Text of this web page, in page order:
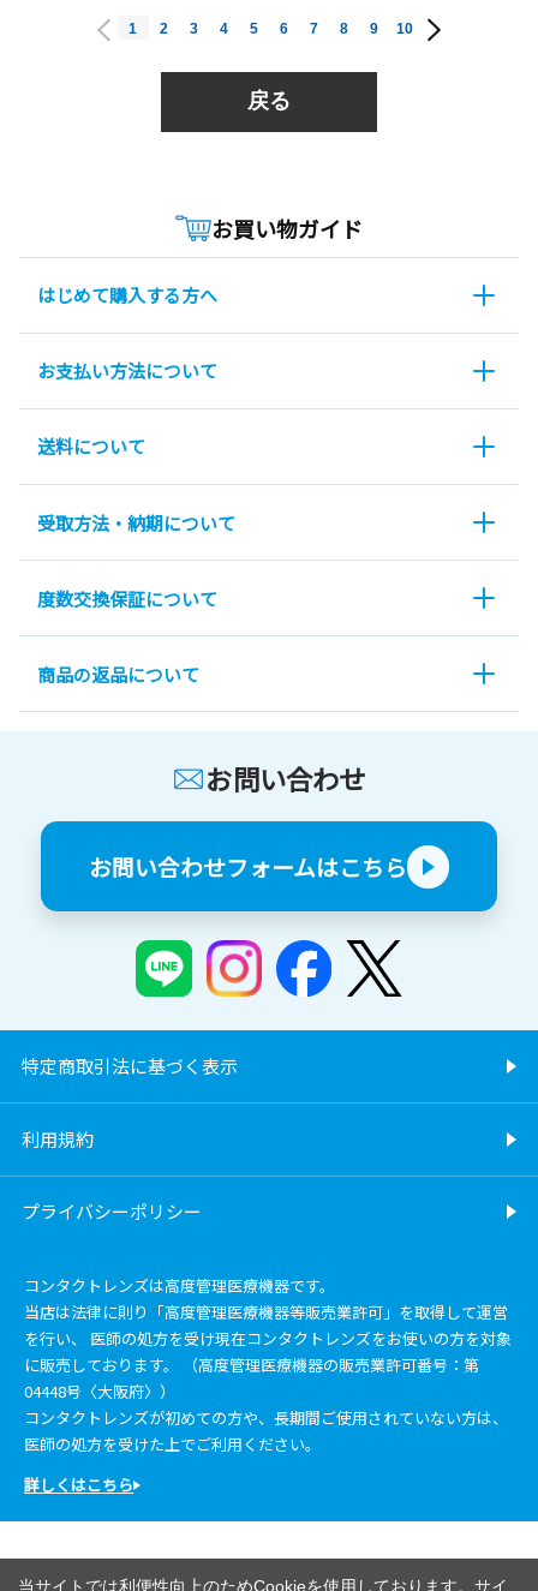
1 2 3 4 5 6 7 8 9 10
戻る
お買い物ガイド
はじめて購入する方へ
お支払い方法について
送料について
受取方法・納期について
度数交換保証について
商品の返品について
お問い合わせ
お問い合わせフォームはこちら
特定商取引法に基づく表示
利用規約
プライバシーポリシー
コンタクトレンズは高度管理医療機器です。
当店は法律に則り「高度管理医療機器等販売業許可」を取得して運営
を行い、 医師の処方を受け現在コンタクトレンズをお使いの方を対象
に販売しております。 （高度管理医療機器の販売業許可番号：第
04448号〈大阪府〉）
コンタクトレンズが初めての方や、長期間ご使用されていない方は、
医師の処方を受けた上でご利用ください。
詳しくはこちら
当サイトでは利便性向上のためCookieを使用しております。サイ